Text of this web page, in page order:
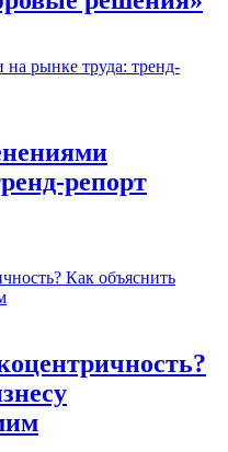
репорт